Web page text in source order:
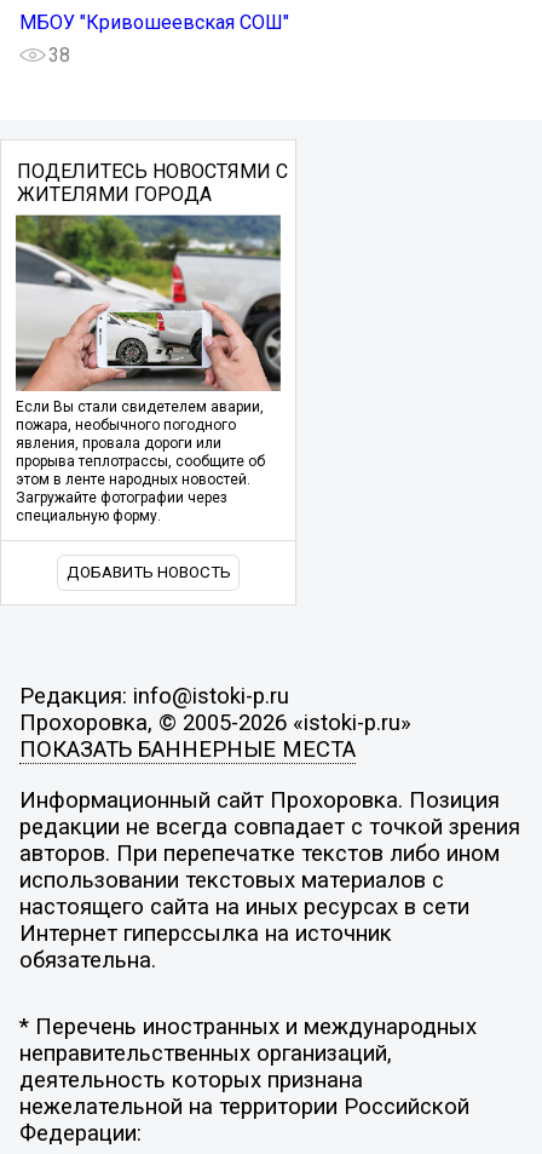
МБОУ "Кривошеевская СОШ"
38
ПОДЕЛИТЕСЬ НОВОСТЯМИ С
ЖИТЕЛЯМИ ГОРОДА
Если Вы стали свидетелем аварии,
пожара, необычного погодного
явления, провала дороги или
прорыва теплотрассы, сообщите об
этом в ленте народных новостей.
Загружайте фотографии через
специальную форму.
ДОБАВИТЬ НОВОСТЬ
Редакция: info@istoki-p.ru
Прохоровка, © 2005-2026 «istoki-p.ru»
ПОКАЗАТЬ БАННЕРНЫЕ МЕСТА
Информационный сайт Прохоровка. Позиция
редакции не всегда совпадает с точкой зрения
авторов. При перепечатке текстов либо ином
использовании текстовых материалов с
настоящего сайта на иных ресурсах в сети
Интернет гиперссылка на источник
обязательна.
* Перечень иностранных и международных
неправительственных организаций,
деятельность которых признана
нежелательной на территории Российской
Федерации: